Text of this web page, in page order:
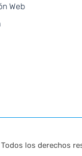
Web
los derechos